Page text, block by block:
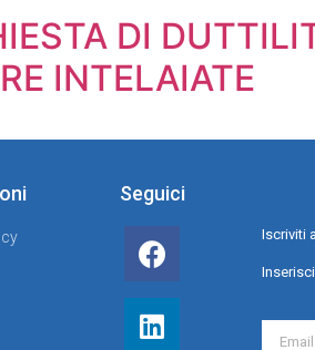
DI
INTELAIATE
Seguici
Iscriviti